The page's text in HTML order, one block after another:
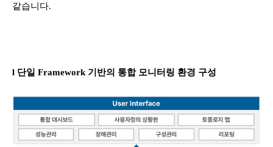
같습니다.
l 단일 Framework 기반의 통합 모니터링 환경 구성